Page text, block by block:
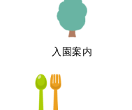
入園案内